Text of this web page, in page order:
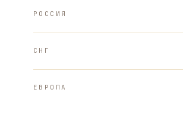
РОССИЯ
СНГ
ЕВРОПА